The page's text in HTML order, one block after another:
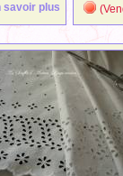
savoir plus